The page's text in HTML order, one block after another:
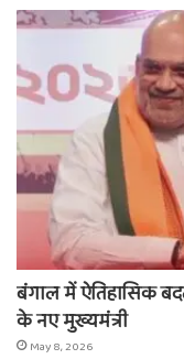
बंगाल में ऐतिहासिक
के नए मुख्यमंत्री
May 8, 2026